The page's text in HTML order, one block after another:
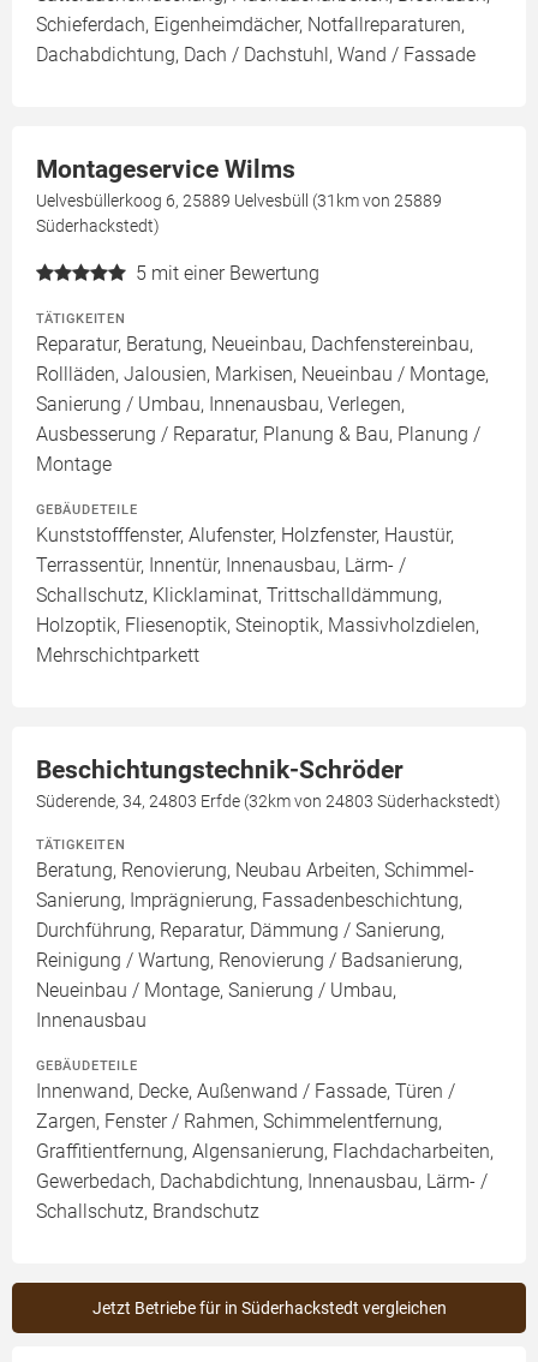
Schieferdach, Eigenheimdächer, Notfallreparaturen,
Dachabdichtung, Dach / Dachstuhl, Wand / Fassade
Montageservice Wilms
Uelvesbüllerkoog 6, 25889 Uelvesbüll (31km von 25889
Süderhackstedt)
5 mit einer Bewertung
TÄTIGKEITEN
Reparatur, Beratung, Neueinbau, Dachfenstereinbau,
Rollläden, Jalousien, Markisen, Neueinbau / Montage,
Sanierung / Umbau, Innenausbau, Verlegen,
Ausbesserung / Reparatur, Planung & Bau, Planung /
Montage
GEBÄUDETEILE
Kunststofffenster, Alufenster, Holzfenster, Haustür,
Terrassentür, Innentür, Innenausbau, Lärm- /
Schallschutz, Klicklaminat, Trittschalldämmung,
Holzoptik, Fliesenoptik, Steinoptik, Massivholzdielen,
Mehrschichtparkett
Beschichtungstechnik-Schröder
Süderende, 34, 24803 Erfde (32km von 24803 Süderhackstedt)
TÄTIGKEITEN
Beratung, Renovierung, Neubau Arbeiten, Schimmel-
Sanierung, Imprägnierung, Fassadenbeschichtung,
Durchführung, Reparatur, Dämmung / Sanierung,
Reinigung / Wartung, Renovierung / Badsanierung,
Neueinbau / Montage, Sanierung / Umbau,
Innenausbau
GEBÄUDETEILE
Innenwand, Decke, Außenwand / Fassade, Türen /
Zargen, Fenster / Rahmen, Schimmelentfernung,
Graffitientfernung, Algensanierung, Flachdacharbeiten,
Gewerbedach, Dachabdichtung, Innenausbau, Lärm- /
Schallschutz, Brandschutz
Jetzt Betriebe für in Süderhackstedt vergleichen